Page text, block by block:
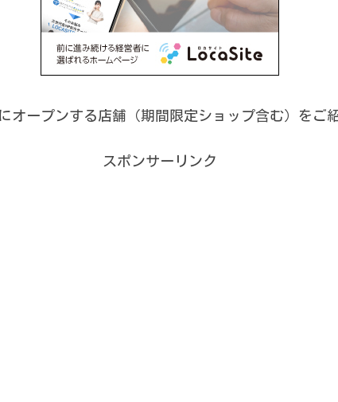
オープンする店舗（期間限定ショップ含む）をご
スポンサーリンク